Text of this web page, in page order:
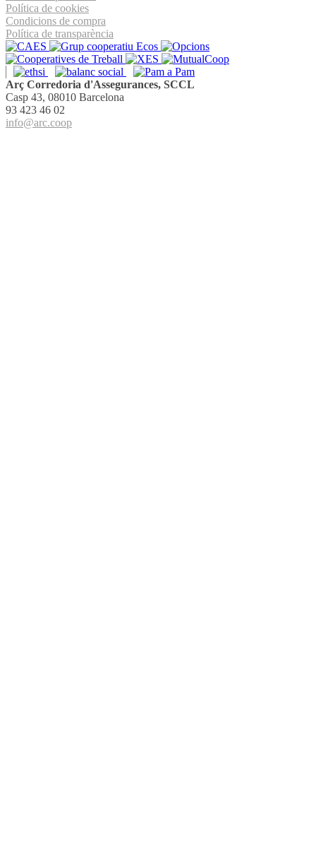
Política de cookies
Condicions de compra
Política de transparència
Arç Corredoria d'Assegurances, SCCL
Casp 43, 08010 Barcelona
93 423 46 02
info@arc.coop